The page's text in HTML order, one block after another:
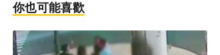
你也可能喜歡